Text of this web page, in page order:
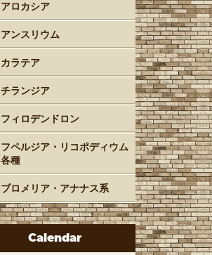
アロカシア
アンスリウム
カラテア
チランジア
フィロデンドロン
フペルジア・リコポディウム
各種
ブロメリア・アナナス系
Calendar